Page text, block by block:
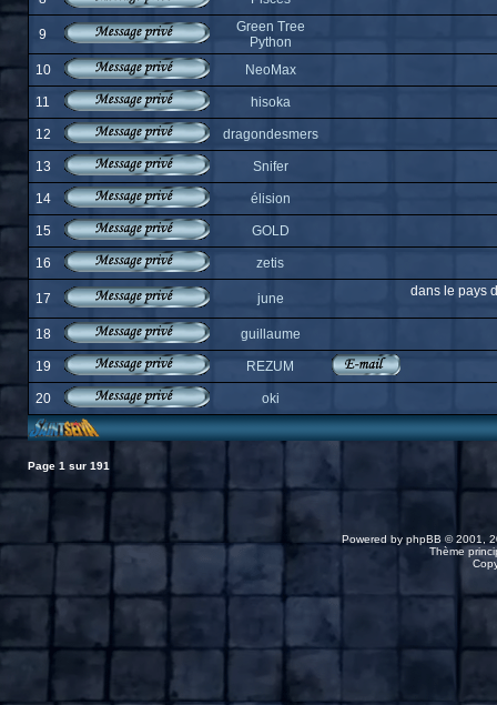
9
Green Tree
Python
10
NeoMax
11 hisoka
12 dragondesmers
13 Snifer
14 élision
15 GOLD
16 zetis
17 june dans le pays
18 guillaume
19 REZUM
20 oki
Page 1 sur 191
Powered by phpBB © 2001,
Thème